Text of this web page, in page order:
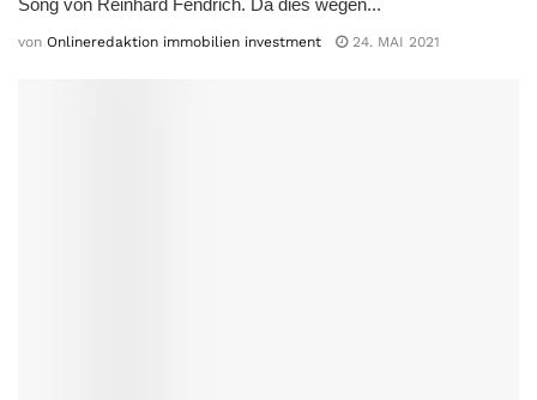
Song von Reinhard Fendrich. Da dies wegen...
von Onlineredaktion immobilien investment 24. MAI 2021